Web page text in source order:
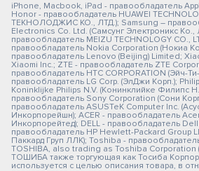
iPhone, Macbook, iPad - правообладатель
Honor - правообладатель HUAWEI
ТЕКНОЛОДЖИС КО., ЛТД.); Samsung –
Electronics Co. Ltd. (Самсунг Электроникс Ко.,
правообладатель MEIZU TECHNOLOGY CO.,
правообладатель Nokia Corporation (Нокиа
правообладатель Lenovo (Beijing) Limited;
Xiaomi Inc.; ZTE - правообладатель ZTE
правообладатель HTC CORPORATION (Эйч-
правообладатель LG Corp. (ЭлДжи Корп.);
Koninklijke Philips N.V. (Конинклийке Филипс
правообладатель Sony Corporation (Сони
правообладатель ASUSTeK Computer Inc.
Инкорпорейшн); ACER - правообладатель
Инкорпорейтед); DELL - правообладатель
правообладатель HP Hewlett-Packard Group
Паккард Груп ЛЛК); Toshiba -
TOSHIBA, also trading as Toshiba
ТОШИБА также торгующая как Тосиба
используется с целью описания товара, в